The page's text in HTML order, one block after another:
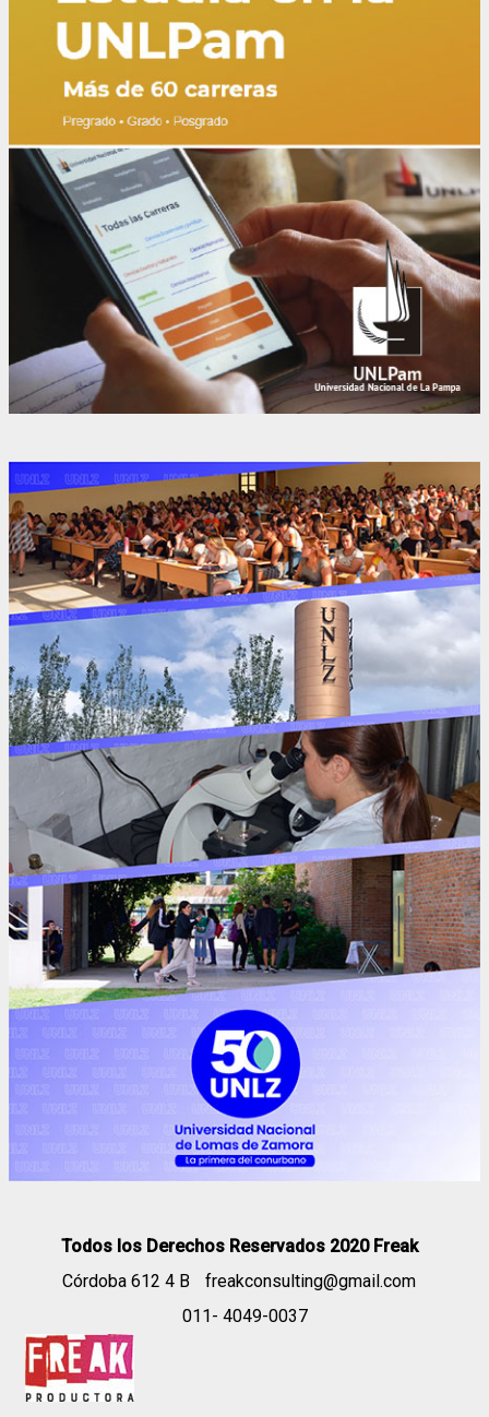
Todos los Derechos Reservados 2020 Freak
Córdoba 612 4 B
freakconsulting@gmail.com
011- 4049-0037